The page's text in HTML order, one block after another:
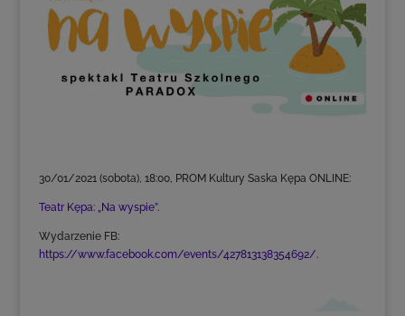
30/01/2021 (sobota), 18:00, PROM Kultury Saska Kępa ONLINE:
Teatr Kępa: „Na wyspie”.
Wydarzenie FB:
https://www.facebook.com/events/427813138354692/.